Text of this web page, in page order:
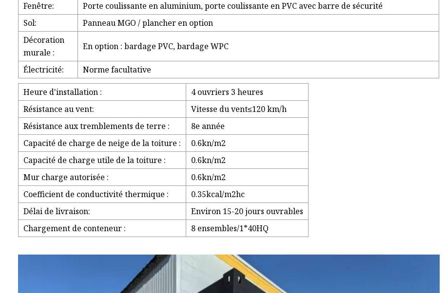
Fenêtre:
Porte coulissante en aluminium, porte coulissante en PVC avec barre de sécurité
Sol:
Panneau MGO / plancher en option
Décoration
murale :
En option : bardage PVC, bardage WPC
Électricité: Norme facultative
Heure d'installation :
4 ouvriers 3 heures
Résistance au vent:
Vitesse du vent≤120 km/h
Résistance aux tremblements de terre :
8e année
Capacité de charge de neige de la toiture :
0.6kn/m2
Capacité de charge utile de la toiture :
0.6kn/m2
Mur charge autorisée :
0.6kn/m2
Coefficient de conductivité thermique :
0.35kcal/m2hc
Délai de livraison:
Environ 15-20 jours ouvrables
Chargement de conteneur :
8 ensembles/1*40HQ